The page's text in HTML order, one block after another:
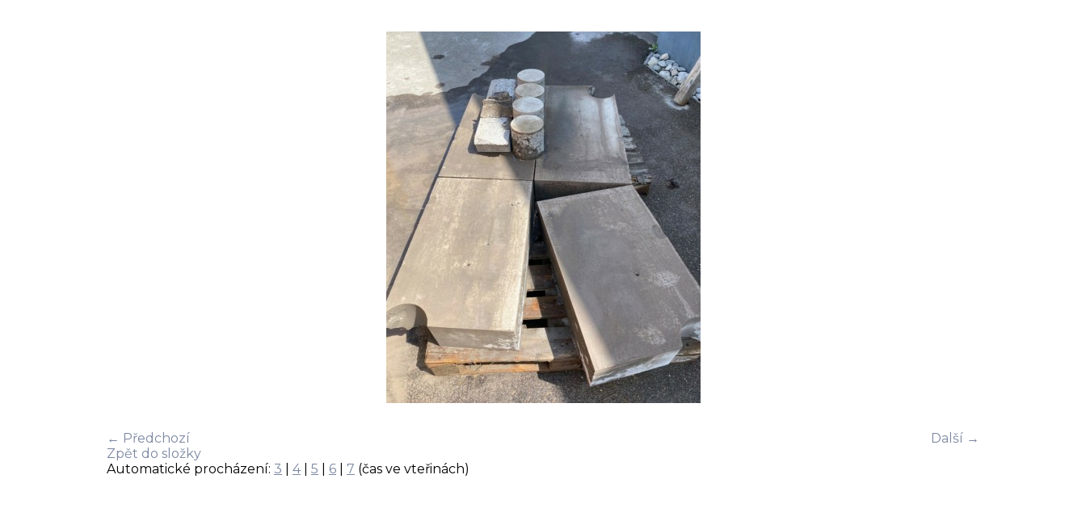
← Předchozí
Další →
Zpět do složky
Automatické procházení: 3 4| 5 6 7 (čas ve vteřinách)